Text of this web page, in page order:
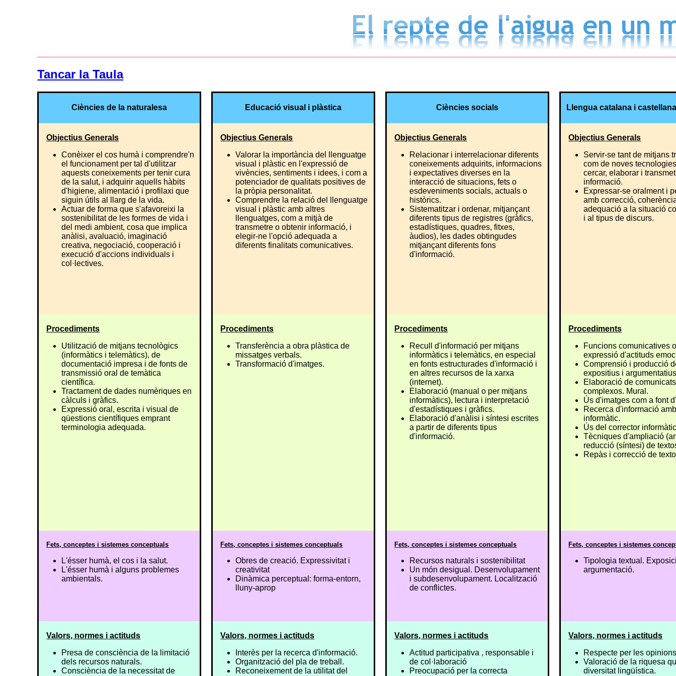
Tancar la Taula
Ciències de la naturalesa
Objectius Generals
Conèixer el cos humà i comprendre'n
el funcionament per tal d'utilitzar
aquests coneixements per tenir cura
de la salut, i adquirir aquells hàbits
d'higiene, alimentació i profilaxi que
siguin útils al llarg de la vida.
Actuar de forma que s'afavoreixi la
sostenibilitat de les formes de vida i
del medi ambient, cosa que implica
anàlisi, avaluació, imaginació
creativa, negociació, cooperació i
execució d'accions individuals i
col·lectives.
Procediments
Utilització de mitjans tecnològics
(informàtics i telemàtics), de
documentació impresa i de fonts de
transmissió oral de temàtica
científica.
Tractament de dades numèriques en
càlculs i gràfics.
Expressió oral, escrita i visual de
qüestions científiques emprant
terminologia adequada.
Fets, conceptes i sistemes conceptuals
L'ésser humà, el cos i la salut.
L'ésser humà i alguns problemes
ambientals.
Valors, normes i actituds
Presa de consciència de la limitació
dels recursos naturals.
Consciència de la necessitat de
Educació visual i plàstica
Objectius Generals
Valorar la importància del llenguatge
visual i plàstic en l'expressió de
vivències, sentiments i idees, i com a
potenciador de qualitats positives de
la pròpia personalitat.
Comprendre la relació del llenguatge
visual i plàstic amb altres
llenguatges, com a mitjà de
transmetre o obtenir informació, i
elegir-ne l'opció adequada a
diferents finalitats comunicatives.
Procediments
Transferència a obra plàstica de
missatges verbals.
Transformació d'imatges.
Fets, conceptes i sistemes conceptuals
Obres de creació. Expressivitat i
creativitat
Dinàmica perceptual: forma-entorn,
lluny-aprop
Valors, normes i actituds
Interès per la recerca d'informació.
Organització del pla de treball.
Reconeixement de la utilitat del
Ciències socials
Objectius Generals
Relacionar i interrelacionar diferents
coneixements adquirits, informacions
i expectatives diverses en la
interacció de situacions, fets o
esdeveniments socials, actuals o
històrics.
Sistematitzar i ordenar, mitjançant
diferents tipus de registres (gràfics,
estadístiques, quadres, fitxes,
àudios), les dades obtingudes
mitjançant diferents fons
d'informació.
Procediments
Recull d'informació per mitjans
informàtics i telemàtics, en especial
en fonts estructurades d'informació i
en altres recursos de la xarxa
(internet).
Elaboració (manual o per mitjans
informàtics), lectura i interpretació
d'estadístiques i gràfics.
Elaboració d'anàlisi i síntesi escrites
a partir de diferents tipus
d'informació.
Fets, conceptes i sistemes conceptuals
Recursos naturals i sostenibilitat
Un món desigual. Desenvolupament
i subdesenvolupament. Localització
de conflictes.
Valors, normes i actituds
Actitud participativa , responsable i
de col·laboració
Preocupació per la correcta
Llengua catalana i
Objectius Generals
Servir-se tant de mitjans
com de noves
cercar, elaborar i
informació.
Expressar-se oralment i
amb correcció,
adequació a la situació
i al tipus de discurs.
Procediments
Funcions comunicatives
expressió d'actituds
Comprensió i producció
expositius i
Elaboració de comunicats
complexos. Mural.
Ús d'imatges com a font
Recerca d'informació
informàtic.
Ús del corrector
Tècniques d'ampliació
reducció (síntesi) de
Repàs i correcció de
Fets, conceptes i sistemes
Tipologia textual.
argumentació.
Valors, normes i actituds
Respecte per les
Valoració de la riquesa
diversitat lingüística.